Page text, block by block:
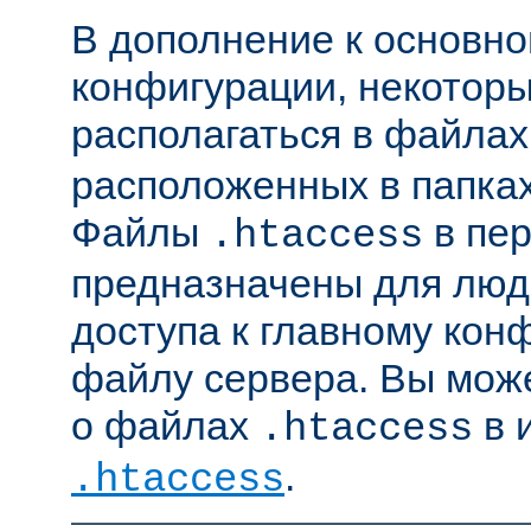
В дополнение к
конфигурации,
располагаться в
расположенных в
Файлы .htaccess в
предназначены для
доступа к главному
файлу сервера. Вы
о файлах .htaccess в
.htaccess.